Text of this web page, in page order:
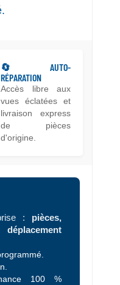
🔄 AUTO-
RÉPARATION
Accès libre aux
vues éclatées et
livraison express
de pièces
d'origine.
: pièces,
100 %